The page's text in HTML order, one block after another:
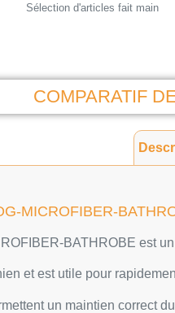
Sélection d'articles fait main
COMPARATIF
MICROFIBER-
BATHROBE est
et est utile pour
un maintien correct